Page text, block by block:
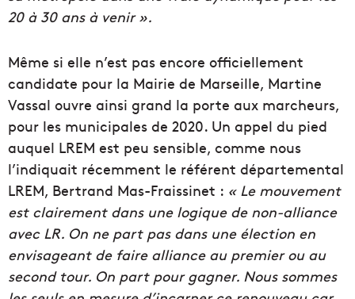
20 à 30 ans à venir ».
Même si elle n’est pas encore officiellement
candidate pour la Mairie de Marseille, Martine
Vassal ouvre ainsi grand la porte aux marcheurs,
pour les municipales de 2020. Un appel du pied
auquel LREM est peu sensible, comme nous
l’indiquait récemment le référent départemental
LREM, Bertrand Mas-Fraissinet : « Le mouvement
est clairement dans une logique de non-alliance
avec LR. On ne part pas dans une élection en
envisageant de faire alliance au premier ou au
second tour. On part pour gagner. Nous sommes